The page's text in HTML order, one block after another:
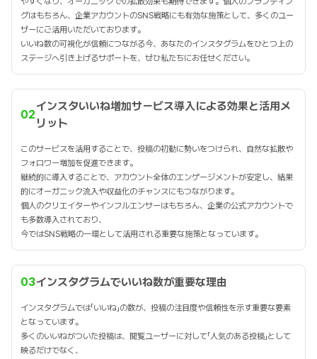
グはもちろん、企業アカウントのSNS戦略にも有効な施策として、多くのユー
ザーにご活用いただいております。
いいね数の可視化が信頼につながる今、あなたのインスタグラムをひとつ上の
ステージへ引き上げるサポートを、ぜひ私たちにお任せください。
02
インスタいいね増加サービス導入による効果と活用メ
リット
このサービスを活用することで、投稿の初動に勢いをつけられ、自然な拡散や
フォロワー増加を促進できます。
継続的に導入することで、アカウント全体のエンゲージメントが安定し、結果
的にオーガニック流入や収益化のチャンスにもつながります。
個人のクリエイターやインフルエンサーはもちろん、企業の公式アカウントで
も多数導入されており、
今ではSNS戦略の一環として活用される重要な施策となっています。
03インスタグラムでいいね数が重要な理由
インスタグラムでは「いいね」の数が、投稿の注目度や信頼性を示す重要な要素
となっています。
多くのいいねがついた投稿は、閲覧ユーザーに対して「人気のある投稿」として
映るだけでなく、